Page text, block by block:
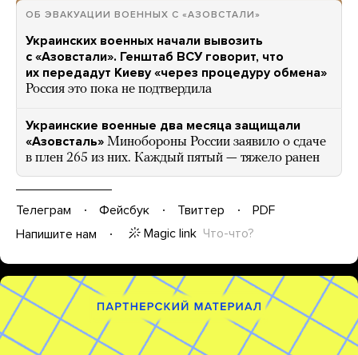
ОБ ЭВАКУАЦИИ ВОЕННЫХ С «АЗОВСТАЛИ»
Украинских военных начали вывозить
с «Азовстали». Генштаб ВСУ говорит, что
их передадут Киеву «через процедуру обмена»
Россия это пока не подтвердила
Украинские военные два месяца защищали
«Азовсталь» Минобороны России заявило о сдаче
в плен 265 из них. Каждый пятый — тяжело ранен
Телеграм Фейсбук Твиттер
PDF
Напишите нам
Magic link Что-что?